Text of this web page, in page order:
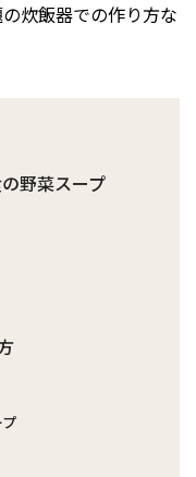
炊飯器での作り方な
野菜スープ